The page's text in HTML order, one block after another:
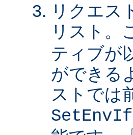
リクエス
リスト。
ティブが
ができる
ストでは